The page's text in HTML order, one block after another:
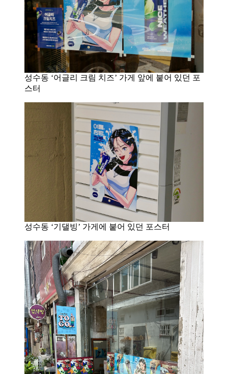
성수동 ‘어글리 크림 치즈’ 가게 앞에 붙어 있던 포
스터
성수동 ‘기댈빙’ 가게에 붙어 있던 포스터